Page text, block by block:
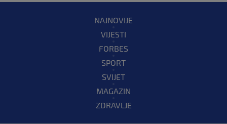
NAJNOVIJE
VIJESTI
FORBES
SPORT
SVIJET
MAGAZIN
ZDRAVLJE